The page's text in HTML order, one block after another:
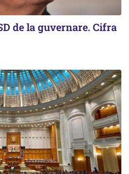
de la guvernare. Cifra